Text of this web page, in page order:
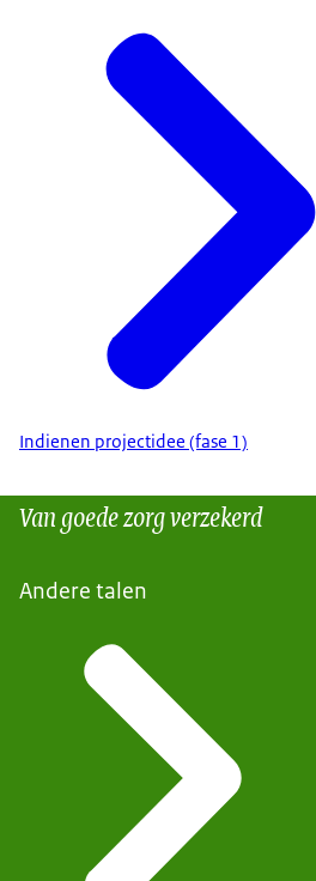
Indienen projectidee (fase 1)
Van goede zorg verzekerd
Andere talen